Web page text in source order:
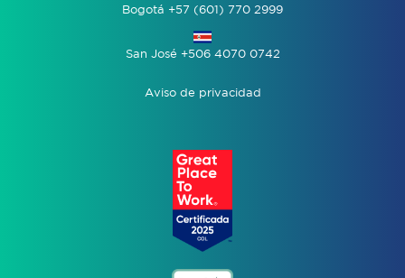
Bogotá +57 (601) 770 2999
San José +506 4070 0742
Aviso de privacidad